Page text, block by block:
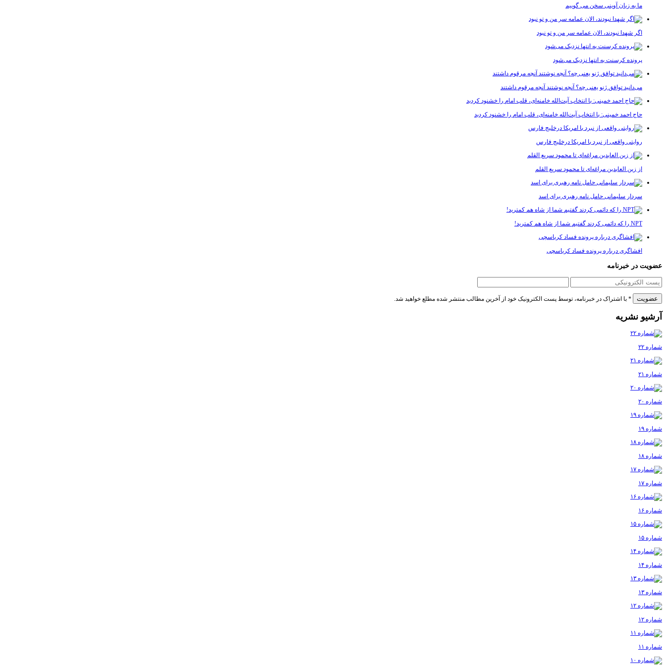
ما به زبان آوینی سخن می گوییم
اگر شهدا نبودند، الان عمامه سر من و تو نبود
پرونده کرسنت به انتها نزدیک می‌شود
می‌دانید توافق ژنو یعنی چه؟ آنچه نوشتند آنچه مرقوم داشتند
حاج احمد خمینی: با انتخاب آیت‌الله خامنه‌ای، قلب امام را خشنود کردید
روایتی واقعی از نبرد با امریکا درخلیج فارس
از زین العابدین مراغه‌ای تا محمود سریع القلم
سردار سلیمانی حامل نامه رهبری برای اسد
NPT را که دائمی کردند گفتیم شما از شاه هم کمترید!
افشاگری درباره پرونده فساد کرباسچی
عضویت در خبرنامه
* با اشتراک در خبرنامه، توسط پست الکترونیک خود از آخرین مطالب منتشر شده مطلع خواهید شد.
آرشیو نشریه
شماره ۲۲
شماره ۲۱
شماره ۲۰
شماره ۱۹
شماره ۱۸
شماره ۱۷
شماره ۱۶
شماره ۱۵
شماره ۱۴
شماره ۱۳
شماره ۱۲
شماره ۱۱